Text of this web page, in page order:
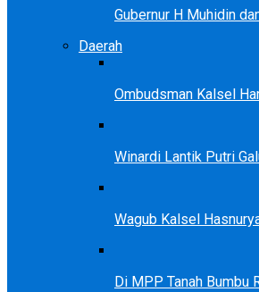
Gubernur H Muhidin
Daerah
Ombudsman Kalsel
Winardi Lantik Putri
Wagub Kalsel
Di MPP Tanah Bumbu